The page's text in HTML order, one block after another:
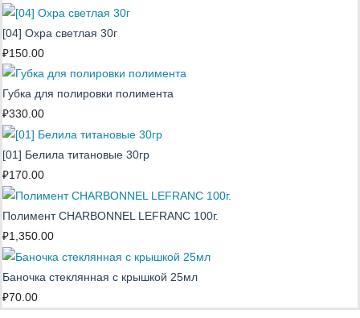
[04] Охра светлая 30г
₽150.00
Губка для полировки полимента
₽330.00
[01] Белила титановые 30гр
₽170.00
Полимент CHARBONNEL LEFRANC 100г.
₽1,350.00
Баночка стеклянная с крышкой 25мл
₽70.00